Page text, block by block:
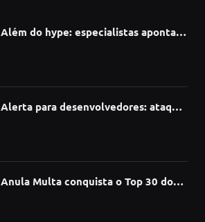
Além do hype: especialistas apontam
Alerta para desenvolvedores: ataque
Anula Multa conquista o Top 30 do